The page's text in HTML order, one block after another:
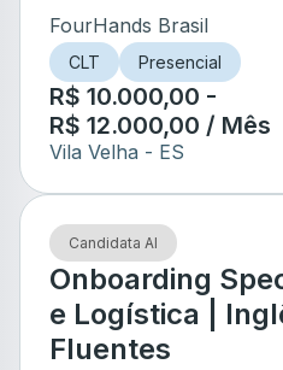
FourHands Brasil
CLT Presencial
R$ 10.000,00 -
R$ 12.000,00 / Mês
Vila Velha - ES
Candidata AI
Onboarding
e Logística |
Fluentes